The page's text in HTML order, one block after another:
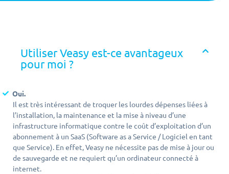
Utiliser Veasy est-ce avantageux
pour moi ?
Oui.
Il est très intéressant de troquer les lourdes dépenses liées à
l’installation, la maintenance et la mise à niveau d’une
infrastructure informatique contre le coût d’exploitation d’un
abonnement à un SaaS (Software as a Service / Logiciel en tant
que Service). En effet, Veasy ne nécessite pas de mise à jour ou
de sauvegarde et ne requiert qu’un ordinateur connecté à
internet.